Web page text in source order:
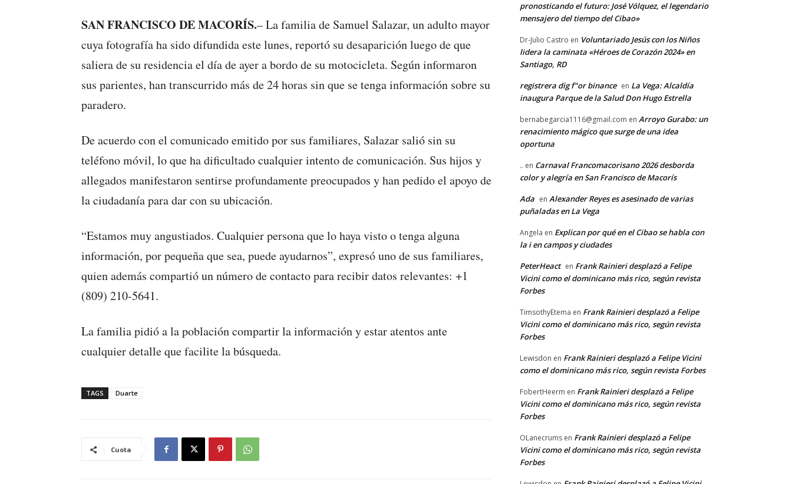
SAN FRANCISCO DE MACORÍS.– La familia de Samuel Salazar, un adulto mayor
cuya fotografía ha sido difundida este lunes, reportó su desaparición luego de que
saliera de su residencia el día de ayer a bordo de su motocicleta. Según informaron
sus parientes, han transcurrido más de 24 horas sin que se tenga información sobre su
paradero.
De acuerdo con el comunicado emitido por sus familiares, Salazar salió sin su
teléfono móvil, lo que ha dificultado cualquier intento de comunicación. Sus hijos y
allegados manifestaron sentirse profundamente preocupados y han pedido el apoyo de
la ciudadanía para dar con su ubicación.
“Estamos muy angustiados. Cualquier persona que lo haya visto o tenga alguna
información, por pequeña que sea, puede ayudarnos”, expresó uno de sus familiares,
quien además compartió un número de contacto para recibir datos relevantes: +1
(809) 210-5641.
La familia pidió a la población compartir la información y estar atentos ante
cualquier detalle que facilite la búsqueda.
TAGS Duarte
Cuota
pronosticando el futuro: José Vólquez, el legendario
mensajero del tiempo del Cibao»
Dr-Julio Castro en Voluntariado Jesús con los Niños
lidera la caminata «Héroes de Corazón 2024» en
Santiago, RD
registrera dig f"or binance en La Vega: Alcaldía
inaugura Parque de la Salud Don Hugo Estrella
bernabegarcia1116@gmail.com en Arroyo Gurabo: un
renacimiento mágico que surge de una idea
oportuna
.. en Carnaval Francomacorisano 2026 desborda
color y alegría en San Francisco de Macorís
Ada en Alexander Reyes es asesinado de varias
puñaladas en La Vega
Angela en Explican por qué en el Cibao se habla con
la i en campos y ciudades
PeterHeact en Frank Rainieri desplazó a Felipe
Vicini como el dominicano más rico, según revista
Forbes
TimsothyEtema en Frank Rainieri desplazó a Felipe
Vicini como el dominicano más rico, según revista
Forbes
Lewisdon en Frank Rainieri desplazó a Felipe Vicini
como el dominicano más rico, según revista Forbes
FobertHeerm en Frank Rainieri desplazó a Felipe
Vicini como el dominicano más rico, según revista
Forbes
OLanecrums en Frank Rainieri desplazó a Felipe
Vicini como el dominicano más rico, según revista
Forbes